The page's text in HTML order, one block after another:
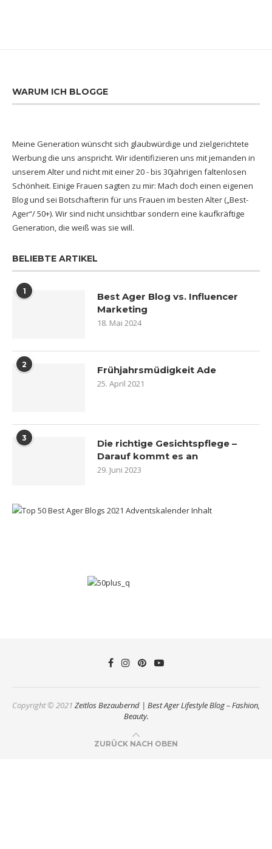
WARUM ICH BLOGGE
Meine Generation wünscht sich glaubwürdige und zielgerichtete
Werbung die uns anspricht. Wir identifizieren uns mit jemanden in
unserem Alter und nicht mit einer 20 - bis 30jährigen faltenlosen
Schönheit. Einige Frauen sagten zu mir: Mach doch einen eigenen
Blog und sei Botschafterin für uns Frauen im besten Alter („Best-
Ager“/ 50+). Wir sind nicht unsichtbar sondern eine kaufkräftige
Generation, die weiß was sie will.
BELIEBTE ARTIKEL
1
Best Ager Blog vs. Influencer
Marketing
18. Mai 2024
2 Frühjahrsmüdigkeit Ade
25. April 2021
3
Die richtige Gesichtspflege –
Darauf kommt es an
29. Juni 2023
Copyright © 2021 Zeitlos Bezaubernd | Best Ager Lifestyle Blog – Fashion,
Beauty.
ZURÜCK NACH OBEN